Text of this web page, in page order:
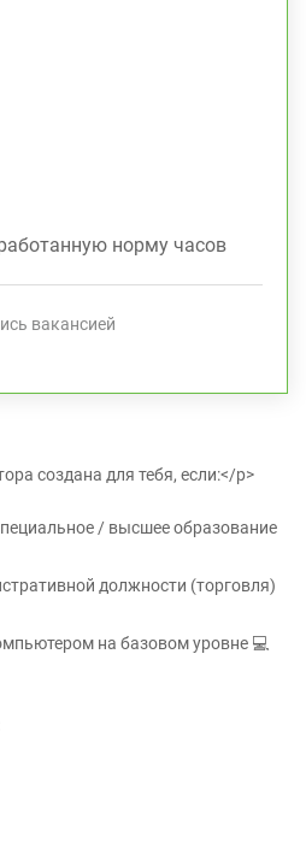
норму часов
вакансией
создана для тебя, если:</p>
/ высшее образование
должности (торговля)
на базовом уровне 💻